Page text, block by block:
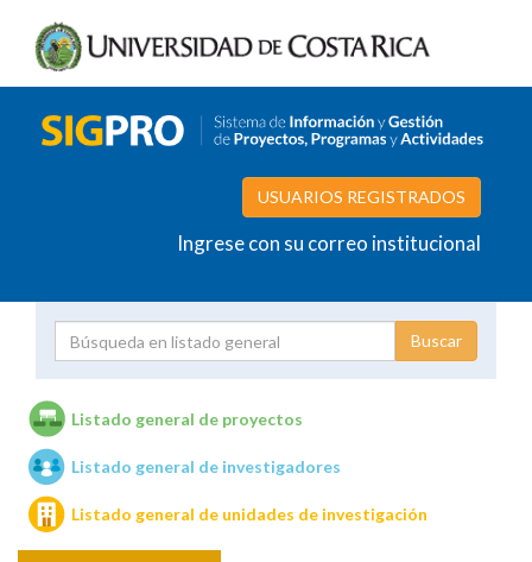
USUARIOS REGISTRADOS
Ingrese con su correo institucional
Unidades de investigación
Listado general de proyectos
Listado general de investigadores
Listado general de unidades de investigación